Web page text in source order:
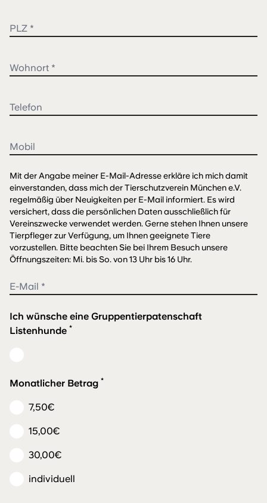
Mit der Angabe meiner E-Mail-Adresse erkläre ich mich damit
einverstanden, dass mich der Tierschutzverein München e.V.
regelmäßig über Neuigkeiten per E-Mail informiert. Es wird
versichert, dass die persönlichen Daten ausschließlich für
Vereinszwecke verwendet werden. Gerne stehen Ihnen unsere
Tierpfleger zur Verfügung, um Ihnen geeignete Tiere
vorzustellen. Bitte beachten Sie bei Ihrem Besuch unsere
Öffnungszeiten: Mi. bis So. von 13 Uhr bis 16 Uhr.
Ich wünsche eine Gruppentierpatenschaft
Listenhunde *
Monatlicher Betrag *
7,50€
15,00€
30,00€
individuell